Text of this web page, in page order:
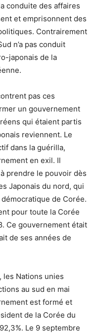
conduite des affaires
et emprisonnent des
Contrairement
n’a pas conduit
japonais de la
pas ces
un gouvernement
qui étaient partis
reviennent. Le
dans la guérilla,
en exil. Il
prendre le pouvoir dès
Japonais du nord, qui
de Corée.
pour toute la Corée
Ce gouvernement était
de ses années de
les Nations unies
au sud en mai
est formé et
de la Corée du
Le 9 septembre